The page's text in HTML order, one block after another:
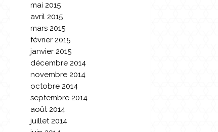
mai 2015
avril 2015
mars 2015
février 2015
janvier 2015
décembre 2014
novembre 2014
octobre 2014
septembre 2014
août 2014
juillet 2014